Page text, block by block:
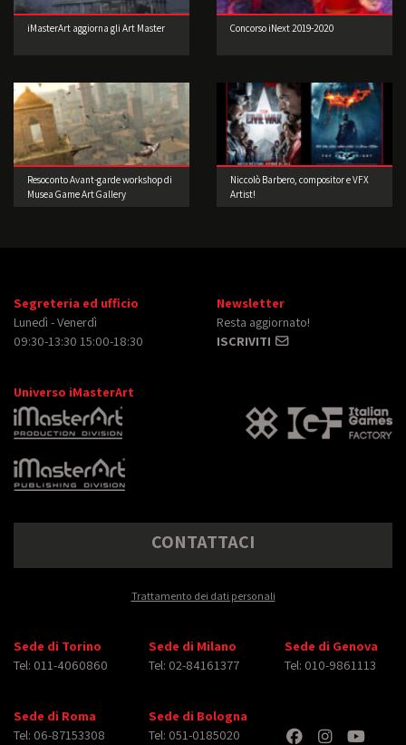
iMasterArt aggiorna gli Art Master Concorso iNext 2019-2020
Resoconto Avant-garde workshop di
Musea Game Art Gallery
Niccolò Barbero, compositor e VFX
Artist!
Segreteria ed ufficio
Lunedì - Venerdì
09:30-13:30 15:00-18:30
Newsletter
Resta aggiornato!
ISCRIVITI
Universo iMasterArt
CONTATTACI
Trattamento dei dati personali
Sede di Torino
Tel: 011-4060860
Sede di Milano
Tel: 02-84161377
Sede di Genova
Tel: 010-9861113
Sede di Roma
Tel: 06-87153308
Sede di Bologna
Tel: 051-0185020